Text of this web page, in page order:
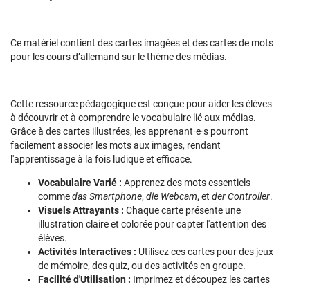
Ce matériel contient des cartes imagées et des cartes de mots
pour les cours d’allemand sur le thème des médias.
Cette ressource pédagogique est conçue pour aider les élèves
à découvrir et à comprendre le vocabulaire lié aux médias.
Grâce à des cartes illustrées, les apprenant·e·s pourront
facilement associer les mots aux images, rendant
l'apprentissage à la fois ludique et efficace.
Vocabulaire Varié : Apprenez des mots essentiels
commedas Smartphone, die Webcam, et der Controller.
Visuels Attrayants : Chaque carte présente une
illustration claire et colorée pour capter l'attention des
élèves.
Activités Interactives : Utilisez ces cartes pour des jeux
de mémoire, des quiz, ou des activités en groupe.
Facilité d'Utilisation : Imprimez et découpez les cartes